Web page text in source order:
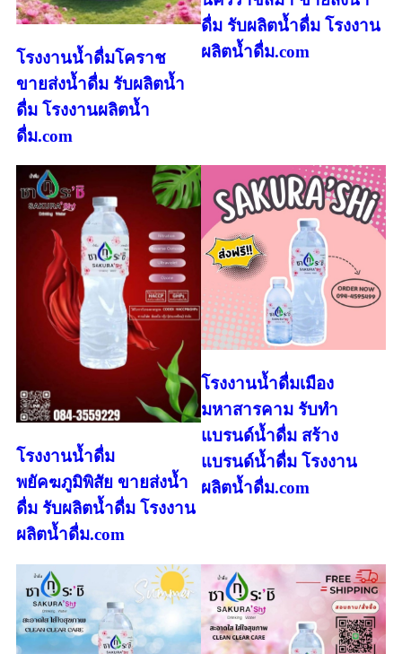
โรงงานน้ำดื่มโคราช
ขายส่งน้ำดื่ม รับผลิตน้ำ
ดื่ม โรงงานผลิตน้ำ
ดื่ม.com
ดื่ม รับผลิตน้ำดื่ม โรงงาน
ผลิตน้ำดื่ม.com
โรงงานน้ำดื่ม
พยัคฆภูมิพิสัย ขายส่งน้ำ
ดื่ม รับผลิตน้ำดื่ม โรงงาน
ผลิตน้ำดื่ม.com
โรงงานน้ำดื่มเมือง
มหาสารคาม รับทำ
แบรนด์น้ำดื่ม สร้าง
แบรนด์น้ำดื่ม โรงงาน
ผลิตน้ำดื่ม.com